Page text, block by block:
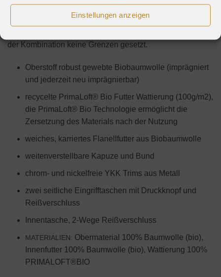
Einstellungen anzeigen
Winterjacke eine Menge Stauraum und auch mal Platz für
frierende Hände. Das klassische Design des Parkas ist
der Kombination keine Grenzen gesetzt.
Oberstoff robust gewebte Biobaumwolle (imprägniert
und jederzeit neu imprägnierbar)
recycelte PrimaLoft® Bio Futter Wattierung (100g/m2),
die PrimaLoft® Bio Technologie ermöglicht die
Zersetzung des Materials nach der Nutzung
weiches, karriertes Flanellfutter aus Biobaumwolle
weitenverstellbare Kapuze und Bund
chrom- und nickelfreie YKK Trims aus Metall
zwei seitliche Eingrifftaschen mit Druckknopf und
Reißverschluss
Innentasche, 2-Wege Reißverschluss
MATERIALIEN: Obermaterial 100% Baumwolle (bio),
Innenfutter 100% Baumwolle (bio), Wattierung 100%
PRIMALOFT®BIO